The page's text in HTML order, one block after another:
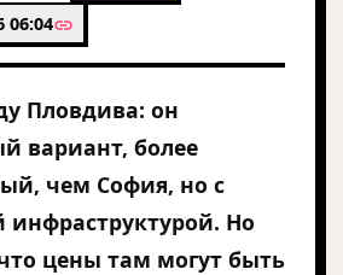
06:04
Пловдива: он
вариант, более
чем София, но с
инфраструктурой. Но
цены там могут быть